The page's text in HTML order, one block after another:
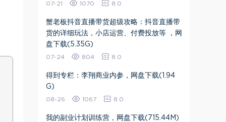
07-21 1070 8.0
蟹老板抖音直播带货超级攻略：抖音直播带
货的详细玩法，小店运营、付费投放等 ，网
盘下载(5.35G)
07-24 804 8.0
得到专栏：李翔商业内参，网盘下载(1.94
G)
08-26 1067 8.0
我的副业计划训练营，网盘下载(715.44M)